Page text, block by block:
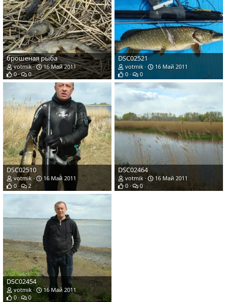
брошеная рыба
votmik
16 Май 2011
0
0
DSC02521
votmik
16 Май 2011
0
0
DSC02510
votmik
16 Май 2011
0
2
DSC02464
votmik
16 Май 2011
0
0
DSC02454
votmik
16 Май 2011
0
0